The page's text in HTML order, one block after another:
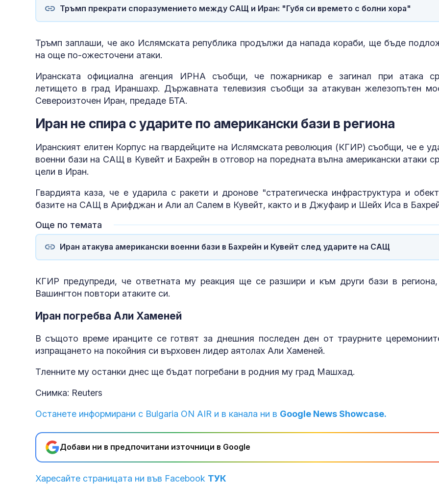
Тръмп прекрати споразумението между САЩ и Иран: "Губя си времето с болни хора"
Тръмп заплаши, че ако Ислямската република продължи да напада кораби, ще бъде
на още по-ожесточени атаки.
Иранската официална агенция ИРНА съобщи, че пожарникар е загинал при атака
летището в град Ираншахр. Държавната телевизия съобщи за атакуван железопътен
Североизточен Иран, предаде БТА.
Иран не спира с ударите по американски бази в региона
Иранският елитен Корпус на гвардейците на Ислямската революция (КГИР) съобщи, че е
военни бази на САЩ в Кувейт и Бахрейн в отговор на поредната вълна американски атаки
цели в Иран.
Гвардията каза, че е ударила с ракети и дронове "стратегическа инфраструктура и
базите на САЩ в Арифджан и Али ал Салем в Кувейт, както и в Джуфаир и Шейх Иса в
Още по темата
Иран атакува американски военни бази в Бахрейн и Кувейт след ударите на САЩ
КГИР предупреди, че ответната му реакция ще се разшири и към други бази в
Вашингтон повтори атаките си.
Иран погребва Али Хаменей
В същото време иранците се готвят за днешния последен ден от траурните
изпращането на покойния си върховен лидер аятолах Али Хаменей.
Тленните му останки днес ще бъдат погребани в родния му град Машхад.
Снимка: Reuters
Останете информирани с Bulgaria ON AIR и в канала ни в Google News Showcase.
Добави ни в предпочитани източници в Google
Харесайте страницата ни във Facebook ТУК
Дарявайте!
недостиг на
СНИМКИ